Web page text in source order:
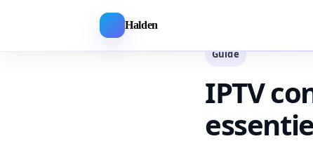
Halden
Guide
IPTV